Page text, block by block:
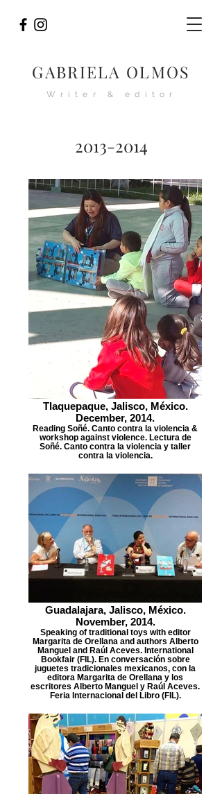
GABRIELA OLMOS
Writer & editor
2013-2014
Tlaquepaque, Jalisco, México.
December, 2014.
Reading Soñé. Canto contra la violencia &
workshop against violence. Lectura de
Soñé. Canto contra la violencia y taller
contra la violencia.
Guadalajara, Jalisco, México.
November, 2014.
Speaking of traditional toys with editor
Margarita de Orellana and authors Alberto
Manguel and Raúl Aceves. International
Bookfair (FIL). En conversación sobre
juguetes tradicionales mexicanos, con la
editora Margarita de Orellana y los
escritores Alberto Manguel y Raúl Aceves.
Feria Internacional del Libro (FIL).